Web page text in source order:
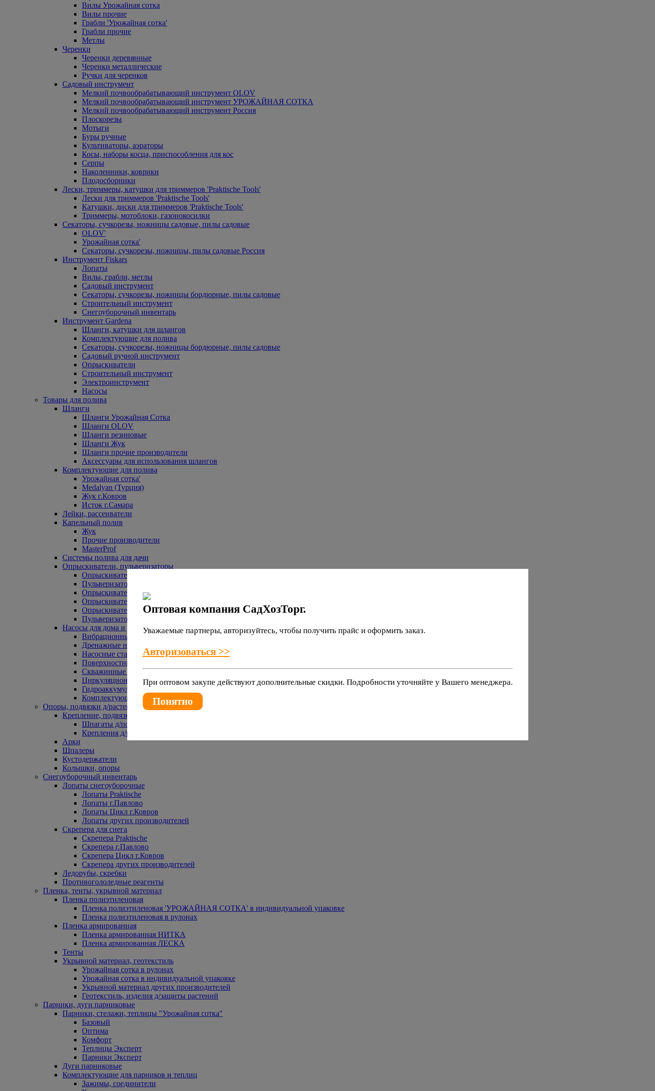
Вилы Урожайная сотка
Вилы прочие
Грабли 'Урожайная сотка'
Грабли прочие
Метлы
Черенки
Черенки деревянные
Черенки металлические
Ручки для черенков
Садовый инструмент
Мелкий почвообрабатывающий инструмент OLOV
Мелкий почвообрабатывающий инструмент УРОЖАЙНАЯ СОТКА
Мелкий почвообрабатывающий инструмент Россия
Плоскорезы
Мотыги
Буры ручные
Культиваторы, аэраторы
Косы, наборы косца, приспособления для кос
Серпы
Наколенники, коврики
Плодосборники
Лески, триммеры, катушки для триммеров 'Praktische Tools'
Лески для триммеров 'Praktische Tools'
Катушки, диски для триммеров 'Praktische Tools'
Триммеры, мотоблоки, газонокосилки
Секаторы, сучкорезы, ножницы садовые, пилы садовые
OLOV'
Урожайная сотка'
Секаторы, сучкорезы, ножницы, пилы садовые Россия
Инструмент Fiskars
Лопаты
Вилы, грабли, метлы
Садовый инструмент
Секаторы, сучкорезы, ножницы бордюрные, пилы садовые
Строительный инструмент
Снегоуборочный инвентарь
Инструмент Gardena
Шланги, катушки для шлангов
Комплектующие для полива
Секаторы, сучкорезы, ножницы бордюрные, пилы садовые
Садовый ручной инструмент
Опрыскиватели
Строительный инструмент
Электроинструмент
Насосы
Товары для полива
Шланги
Шланги Урожайная Сотка
Шланги OLOV
Шланги резиновые
Шланги Жук
Шланги прочие производители
Аксессуары для использования шлангов
Комплектующие для полива
Урожайная сотка'
Medalyan (Турция)
Жук г.Ковров
Исток г.Самара
Лейки, рассеиватели
Капельный полив
Жук
Прочие производители
MasterProf
Системы полива для дачи
Опрыскиватели, пульверизаторы
Опрыскиватели аккумуляторные
Пульверизаторы прочие
Опрыскиватели Урожайная сотка
Опрыскиватели Жук
Опрыскиватели прочие
Пульверизаторы Урожайная сотка
Насосы для дома и дачи
Вибрационные насосы
Дренажные насосы
Насосные станции
Поверхностные насосы
Скважинные насосы
Циркуляционные насосы
Гидроаккумуляторы и расширительные баки
Комплектующие к насосам
Опоры, подвязки д/растений
Крепление, подвязки д/растений
Шпагаты д/подвязки растений
Крепления д/растений
Арки
Шпалеры
Кустодержатели
Колышки, опоры
Снегоуборочный инвентарь
Лопаты снегоуборочные
Лопаты Praktische
Лопаты г.Павлово
Лопаты Цикл г.Ковров
Лопаты других производителей
Скрепера для снега
Скрепера Praktische
Скрепера г.Павлово
Скрепера Цикл г.Ковров
Скрепера других производителей
Ледорубы, скребки
Противогололедные реагенты
Пленка, тенты, укрывной материал
Пленка полиэтиленовая
Пленка полиэтиленовая 'УРОЖАЙНАЯ СОТКА' в индивидуальной упаковке
Пленка полиэтиленовая в рулонах
Пленка армированная
Пленка армированная НИТКА
Пленка армированная ЛЕСКА
Тенты
Укрывной материал, геотекстиль
Урожайная сотка в рулонах
Урожайная сотка в индивидуальной упаковке
Укрывной материал других производителей
Геотекстиль, изделия д/защиты растений
Парники, дуги парниковые
Парники, стелажи, теплицы "Урожайная сотка"
Базовый
Оптима
Комфорт
Теплицы Эксперт
Парники Эксперт
Дуги парниковые
Комплектующие для парников и теплиц
Зажимы, соединители
Оптовая компания СадХозТорг.
Уважаемые партнеры, авторизуйтесь, чтобы получить прайс и оформить заказ.
Авторизоваться >>
При оптовом закупе действуют дополнительные скидки. Подробности уточняйте у Вашего менеджера.
Понятно